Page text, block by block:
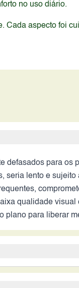
no uso diário.
Cada aspecto foi
defasados para os
seria lento e sujeito
qualidade visual
plano para liberar